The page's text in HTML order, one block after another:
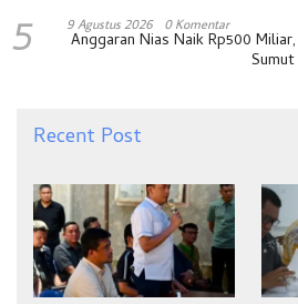
5 9 Agustus 2026 0 Komentar
Anggaran Nias Naik Rp500
Sumut
Recent Post